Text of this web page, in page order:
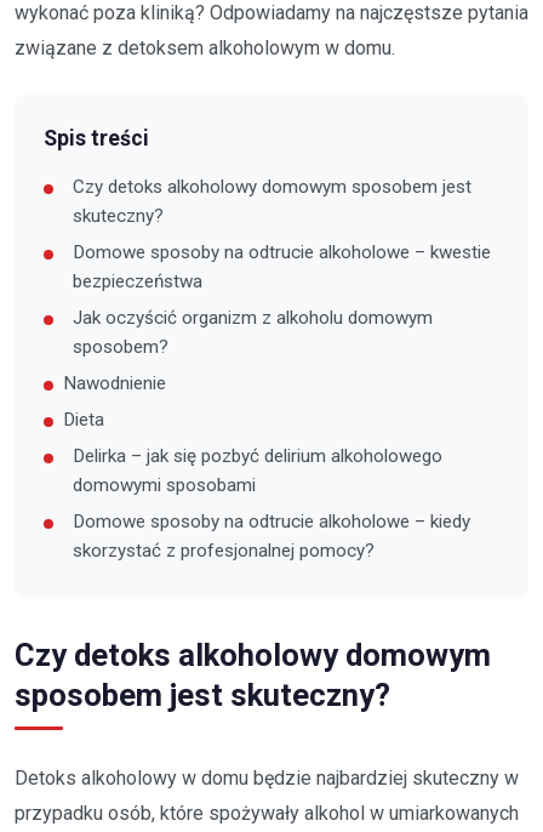
wykonać poza kliniką? Odpowiadamy na najczęstsze pytania
związane z detoksem alkoholowym w domu.
Spis treści
Czy detoks alkoholowy domowym sposobem jest
skuteczny?
Domowe sposoby na odtrucie alkoholowe – kwestie
bezpieczeństwa
Jak oczyścić organizm z alkoholu domowym
sposobem?
Nawodnienie
Dieta
Delirka – jak się pozbyć delirium alkoholowego
domowymi sposobami
Domowe sposoby na odtrucie alkoholowe – kiedy
skorzystać z profesjonalnej pomocy?
Czy detoks alkoholowy domowym
sposobem jest skuteczny?
Detoks alkoholowy w domu będzie najbardziej skuteczny w
przypadku osób, które spożywały alkohol w umiarkowanych